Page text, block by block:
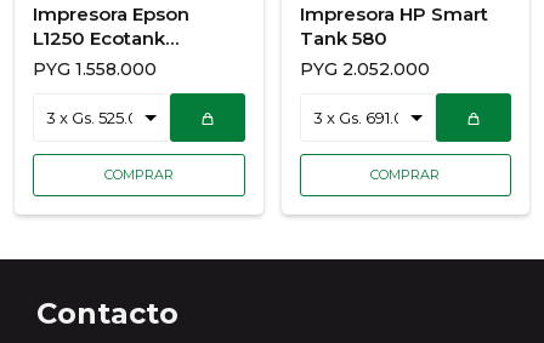
Impresora Epson
L1250 Ecotank
IMP/USB/WIF/BIVOLT
PYG 1.558.000
Impresora HP Smart
Tank 580
PYG 2.052.000
Contacto